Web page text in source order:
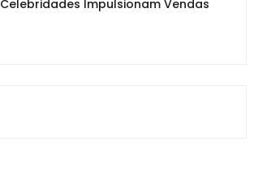
Celebridades Impulsionam Vendas